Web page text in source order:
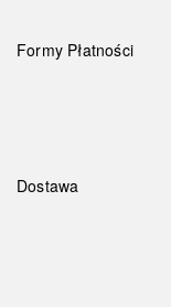
Formy Płatności
Dostawa